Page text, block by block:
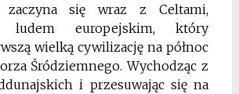
zaczyna się wraz z Celtami,
ludem europejskim, który
wielką cywilizację na północ
Śródziemnego. Wychodząc z
i przesuwając się na